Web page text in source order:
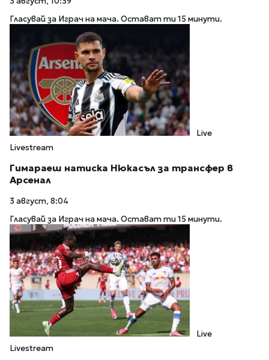
Гласувай за Играч на мача. Остават ти 15 минути.
Live
Livestream
Гимараеш натиска Нюкасъл за трансфер в
Арсенал
3 август, 8:04
Гласувай за Играч на мача. Остават ти 15 минути.
Live
Livestream